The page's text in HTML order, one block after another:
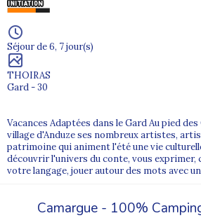
Séjour de 6, 7 jour(s)
THOIRAS
Gard - 30
Vacances Adaptées dans le Gard Au pied
village d'Anduze ses nombreux artistes,
patrimoine qui animent l'été une vie
découvrir l'univers du conte, vous exprimer,
votre langage, jouer autour des mots avec
Camargue - 100%